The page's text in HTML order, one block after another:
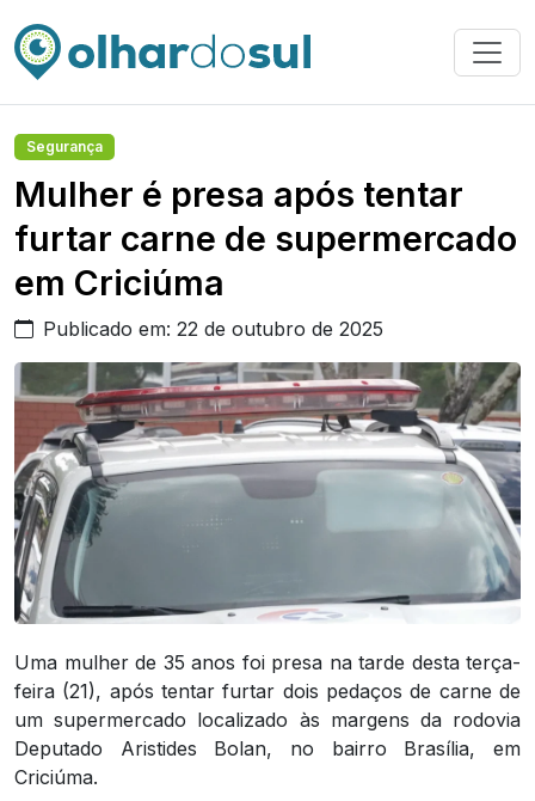
Segurança
Mulher é presa após tentar
furtar carne de supermercado
em Criciúma
Publicado em: 22 de outubro de 2025
Uma mulher de 35 anos foi presa na tarde desta terça-
feira (21), após tentar furtar dois pedaços de carne de
um supermercado localizado às margens da rodovia
Deputado Aristides Bolan, no bairro Brasília, em
Criciúma.